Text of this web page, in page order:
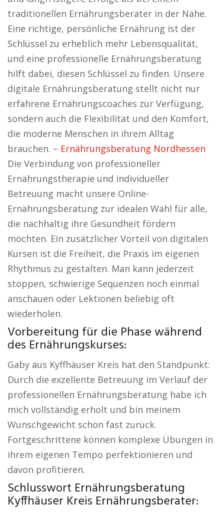
traditionellen Ernährungsberater in der Nähe.
Eine richtige, persönliche Ernährung ist der
Schlüssel zu erheblich mehr Lebensqualität,
und eine professionelle Ernährungsberatung
hilft dabei, diesen Schlüssel zu finden. Unsere
digitale Ernährungsberatung stellt nicht nur
erfahrene Ernährungscoaches zur Verfügung,
sondern auch die Flexibilität und den Komfort,
die moderne Menschen in ihrem Alltag
brauchen. – Ernährungsberatung Nordhessen
Die Verbindung von professioneller
Ernährungstherapie und individueller
Betreuung macht unsere Online-
Ernährungsberatung zur idealen Wahl für alle,
die nachhaltig ihre Gesundheit fördern
möchten. Ein zusätzlicher Vorteil von digitalen
Kursen ist die Freiheit, die Praxis im eigenen
Rhythmus zu gestalten. Man kann jederzeit
stoppen, schwierige Sequenzen noch einmal
anschauen oder Lektionen beliebig oft
wiederholen.
Vorbereitung für die Phase während
des Ernährungskurses:
Gaby aus Kyffhäuser Kreis hat den Standpunkt:
Durch die exzellente Betreuung im Verlauf der
professionellen Ernährungsberatung habe ich
mich vollständig erholt und bin meinem
Wunschgewicht schon fast zurück.
Fortgeschrittene können komplexe Übungen in
ihrem eigenen Tempo perfektionieren und
davon profitieren.
Schlusswort Ernährungsberatung
Kyffhäuser Kreis Ernährungsberater: